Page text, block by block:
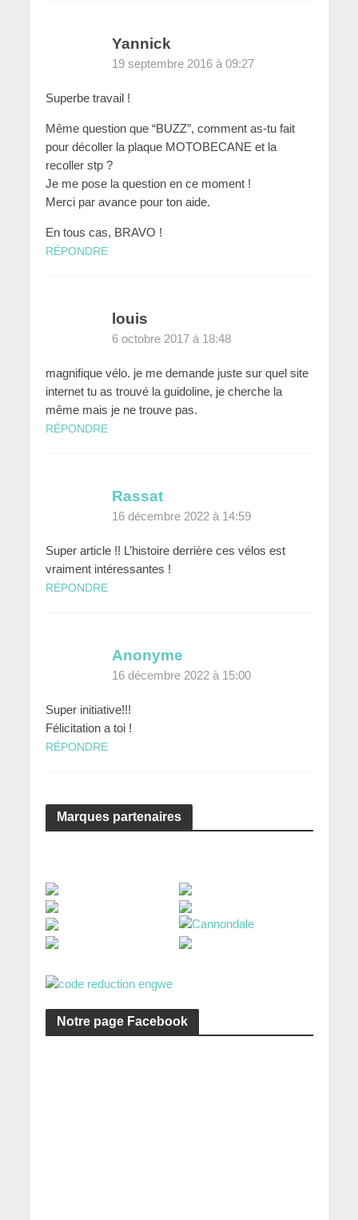
Yannick
19 septembre 2016 à 09:27
Superbe travail !
Même question que “BUZZ”, comment as-tu fait
pour décoller la plaque MOTOBECANE et la
recoller stp ?
Je me pose la question en ce moment !
Merci par avance pour ton aide.
En tous cas, BRAVO !
RÉPONDRE
louis
6 octobre 2017 à 18:48
magnifique vélo. je me demande juste sur quel site
internet tu as trouvé la guidoline, je cherche la
même mais je ne trouve pas.
RÉPONDRE
Rassat
16 décembre 2022 à 14:59
Super article !! L’histoire derrière ces vélos est
vraiment intéressantes !
RÉPONDRE
Anonyme
16 décembre 2022 à 15:00
Super initiative!!!
Félicitation a toi !
RÉPONDRE
Marques partenaires
Notre page Facebook